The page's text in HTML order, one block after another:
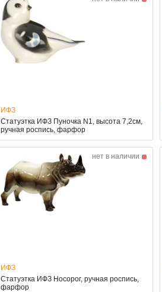
ИФЗ
Статуэтка ИФЗ Пуночка N1, высота 7,2см,
ручная роспись, фарфор
нет в наличии
ИФЗ
Статуэтка ИФЗ Носорог, ручная роспись,
фарфор